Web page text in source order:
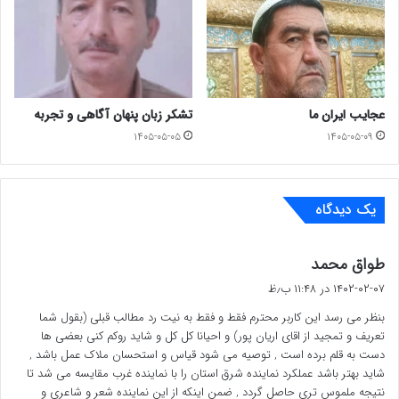
چگونه با توجه به وظایف یک نماینده میتوانید عملکرد دکتر
آریانپور را مثبت ارزیابی می کنید؟!
از کدام عملکرد صحبت می کنید؟
با اشاره به چند تا نامه و پیگیری چطور به این نتیجه رسیده اید
عملکردشان مثبت است.
از کدام وضعیت راهها صحبت میکنید بابت جاده مرگ چه کار
خاصی انجام شد که بزرگترین خواسته مردم در حوزه راه و
شهرسازی بوده و سالانه شاهد از دست دادن جان عزیزان مان در
این جاده هستیم.
آب شرب فرمودید آیا مشکل آب شرب مردم کلاله و روستاهای ان
عجایب ایران ما
۱۴۰۵-۰۵-۰۹
تشکر زبان پنهان آگاهی و تجربه
۱۴۰۵-۰۵-۰۵
یک دیدگاه
طواق محمد
ف
:
۱۴۰۲-۰۲-۰۷ در ۱۱:۴۸ ب٫ظ
بنظر می رسد این کاربر محترم فقط و فقط به نیت رد مطالب قبلی (بقول شما
تعریف و تمجید از اقای اریان پور) و احیانا کل کل و شاید روکم کنی بعضی ها
دست به قلم برده است , توصیه می شود قیاس و استحسان ملاک عمل باشد ,
شاید بهتر باشد عملکرد نماینده شرق استان را با نماینده غرب مقایسه می شد تا
نتیجه ملموس تری حاصل گردد , ضمن اینکه از این نماینده شعر و شاعری و